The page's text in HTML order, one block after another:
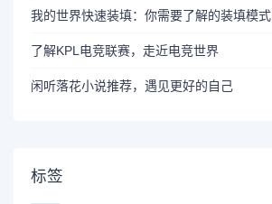
我的世界快速装填：你需要了解的装填模式
了解KPL电竞联赛，走近电竞世界
闲听落花小说推荐，遇见更好的自己
标签